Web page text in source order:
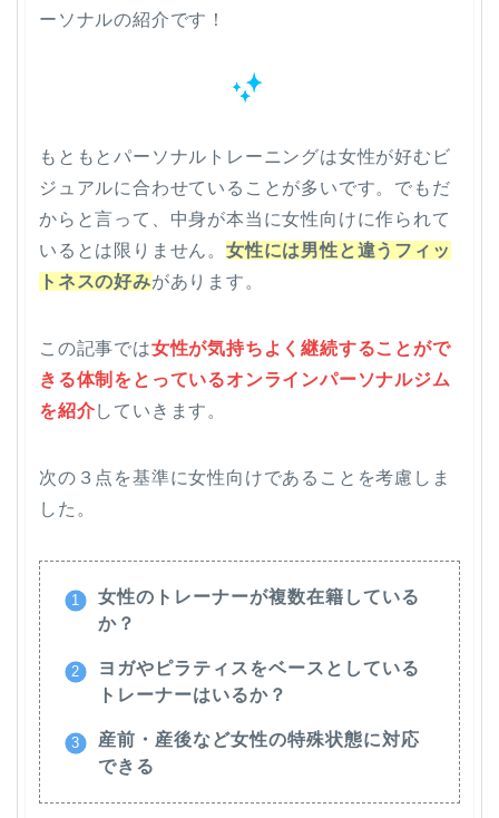
ーソナルの紹介です！
もともとパーソナルトレーニングは女性が好むビ
ジュアルに合わせていることが多いです。でもだ
からと言って、中身が本当に女性向けに作られて
いるとは限りません。 女性には男性と違うフィッ
トネスの好みがあります。
この記事では女性が気持ちよく継続することがで
きる体制をとっているオンラインパーソナルジム
を紹介していきます。
次の３点を基準に女性向けであることを考慮しま
した。
女性のトレーナーが複数在籍している
か？
ヨガやピラティスをベースとしている
トレーナーはいるか？
産前・産後など女性の特殊状態に対応
できる